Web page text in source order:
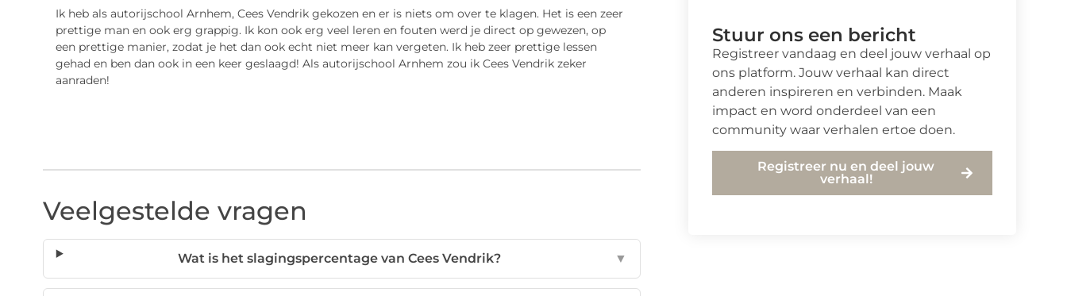
Ik heb als autorijschool Arnhem, Cees Vendrik gekozen en er is niets om over te klagen. Het is een zeer
prettige man en ook erg grappig. Ik kon ook erg veel leren en fouten werd je direct op gewezen, op
een prettige manier, zodat je het dan ook echt niet meer kan vergeten. Ik heb zeer prettige lessen
gehad en ben dan ook in een keer geslaagd! Als autorijschool Arnhem zou ik Cees Vendrik zeker
aanraden!
Veelgestelde vragen
Wat is het slagingspercentage van Cees Vendrik? ▼
Stuur ons een bericht
Registreer vandaag en deel jouw verhaal op
ons platform. Jouw verhaal kan direct
anderen inspireren en verbinden. Maak
impact en word onderdeel van een
community waar verhalen ertoe doen.
Registreer nu en deel jouw
verhaal!